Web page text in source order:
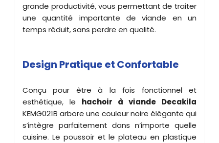
grande productivité, vous permettant de traiter
une quantité importante de viande en un
temps réduit, sans perdre en qualité.
Design Pratique et Confortable
Conçu pour être à la fois fonctionnel et
esthétique, le hachoir à viande Decakila
KEMG021B arbore une couleur noire élégante qui
s’intègre parfaitement dans n’importe quelle
cuisine. Le poussoir et le plateau en plastique